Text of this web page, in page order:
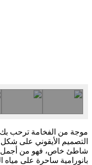
موجة من الفخامة ترحب
التصميم الأيقوني على
شاطئ خاص، فهو من أجمل
بانورامية ساحرة على مياه